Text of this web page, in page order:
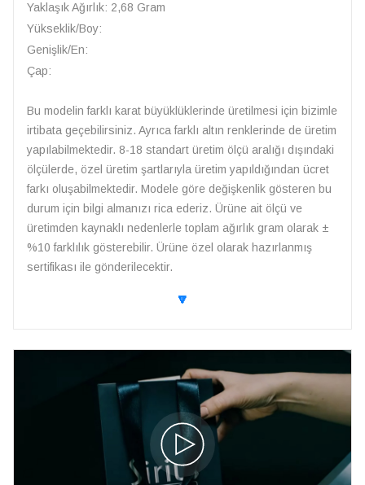
Yaklaşık Ağırlık: 2,68 Gram
Yükseklik/Boy:
Genişlik/En:
Çap:
Bu modelin farklı karat büyüklüklerinde üretilmesi için bizimle
irtibata geçebilirsiniz. Ayrıca farklı altın renklerinde de üretim
yapılabilmektedir. 8-18 standart üretim ölçü aralığı dışındaki
ölçülerde, özel üretim şartlarıyla üretim yapıldığından ücret
farkı oluşabilmektedir. Modele göre değişkenlik gösteren bu
durum için bilgi almanızı rica ederiz. Ürüne ait ölçü ve
üretimden kaynaklı nedenlerle toplam ağırlık gram olarak ±
%10 farklılık gösterebilir. Ürüne özel olarak hazırlanmış
sertifikası ile gönderilecektir.
🔽